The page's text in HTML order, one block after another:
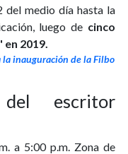
del medio día hasta la
luego de cinco
2019.
inauguración de la Filbo
escritor
a 5:00 p.m. Zona de